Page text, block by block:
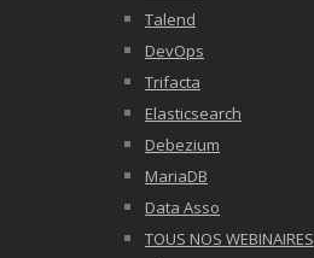
Talend
DevOps
Trifacta
Elasticsearch
Debezium
MariaDB
Data Asso
TOUS NOS WEBINAIRES